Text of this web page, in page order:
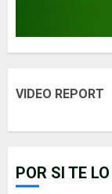
VIDEO REPORT
POR SI TE